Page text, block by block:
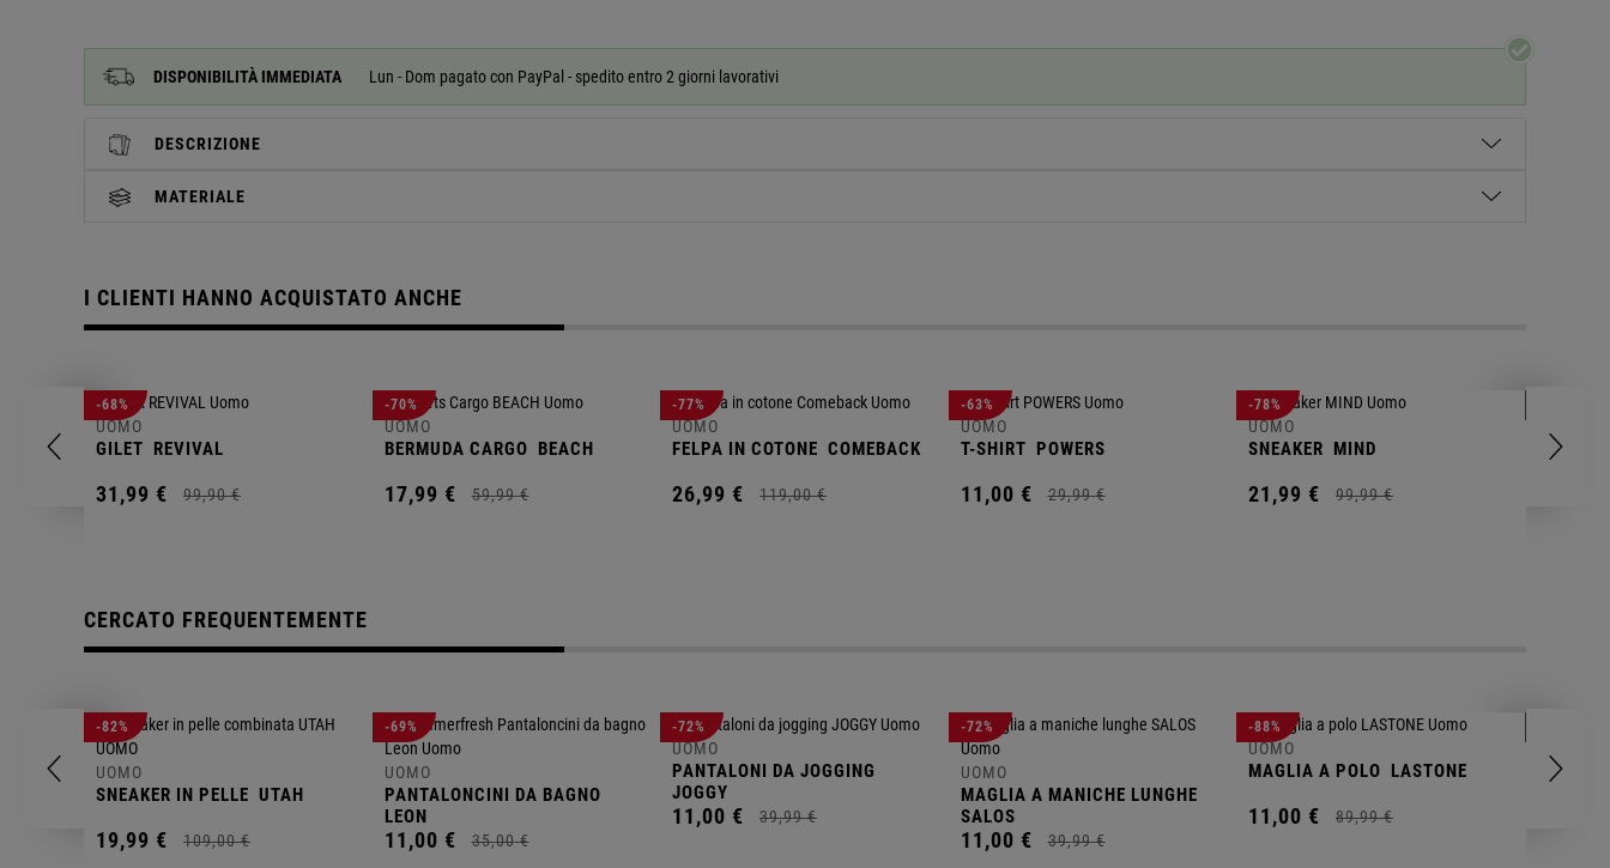
DISPONIBILITÀ IMMEDIATA Lun - Dom pagato con PayPal - spedito entro 2 giorni lavorativi
DESCRIZIONE
MATERIALE
I CLIENTI HANNO ACQUISTATO ANCHE
-68%
UOMO
GILET REVIVAL
31,99 € 99,90 €
-70%
UOMO
BERMUDA CARGO BEACH
17,99 € 59,99 €
-77%
UOMO
FELPA IN COTONE COMEBACK
26,99 € 119,00 €
-63%
UOMO
T-SHIRT POWERS
11,00 € 29,99 €
-78%
UOMO
SNEAKER MIND
21,99 € 99,99 €
CERCATO FREQUENTEMENTE
-82%
UOMO
SNEAKER IN PELLE UTAH
19,99 € 109,00 €
-69%
UOMO
PANTALONCINI DA BAGNO
LEON
11,00 € 35,00 €
-72%
UOMO
PANTALONI DA JOGGING
JOGGY
11,00 € 39,99 €
-72%
UOMO
MAGLIA A MANICHE LUNGHE
SALOS
11,00 € 39,99 €
-88%
UOMO
MAGLIA A POLO LASTONE
11,00 € 89,99 €
SHORTS